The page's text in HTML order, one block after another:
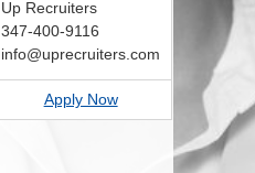
Up Recruiters
347-400-9116
info@uprecruiters.com
Apply Now